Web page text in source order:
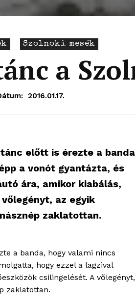
Szolnoki mesék
a
2016.01.17.
előtt is érezte a
a vonót gyantázta, és
ára, amikor kiabálás,
az egyik
zaklatottan.
a banda, hogy valami nincs
hogy ezzel a lagzival
csilingelését. A vőlegényt,
zaklatottan.